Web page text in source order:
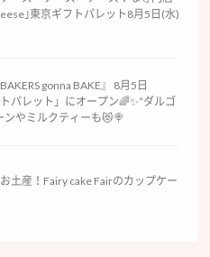
｣東京ギフトパレット8月5日(水)
gonna BAKE』 8月5日
パレット」にオープン🌈✨“ダルゴ
ンやミルクティーも😻🍭
土産！Fairy cake Fairのカップケー